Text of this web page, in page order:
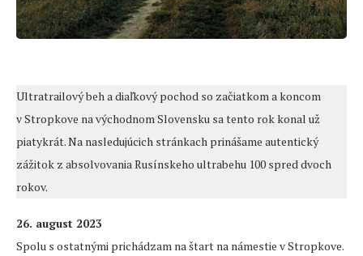
Ultratrailový beh a diaľkový pochod so začiatkom a koncom
v Stropkove na východnom Slovensku sa tento rok konal už
piatykrát. Na nasledujúcich stránkach prinášame autentický
zážitok z absolvovania Rusínskeho ultrabehu 100 spred dvoch
rokov.
26. august 2023
Spolu s ostatnými prichádzam na štart na námestie v Stropkove.